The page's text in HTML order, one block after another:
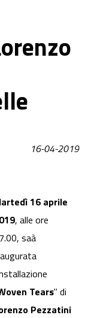
16-04-2019
16 aprile
, alle ore
saà
Tears" di
Pezzatini